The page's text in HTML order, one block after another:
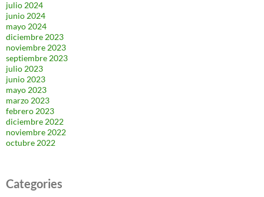
julio 2024
junio 2024
mayo 2024
diciembre 2023
noviembre 2023
septiembre 2023
julio 2023
junio 2023
mayo 2023
marzo 2023
febrero 2023
diciembre 2022
noviembre 2022
octubre 2022
Categories